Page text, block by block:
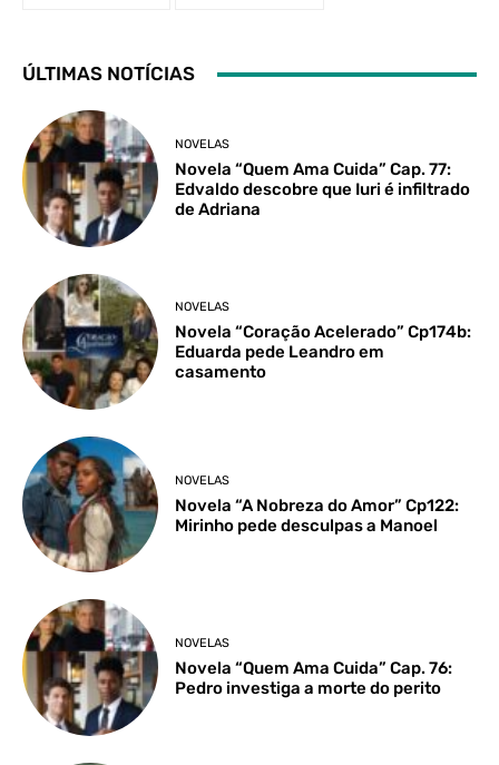
ÚLTIMAS NOTÍCIAS
NOVELAS
Novela “Quem Ama Cuida” Cap. 77:
Edvaldo descobre que Iuri é infiltrado
de Adriana
NOVELAS
Novela “Coração Acelerado” Cp174b:
Eduarda pede Leandro em
casamento
NOVELAS
Novela “A Nobreza do Amor” Cp122:
Mirinho pede desculpas a Manoel
NOVELAS
Novela “Quem Ama Cuida” Cap. 76:
Pedro investiga a morte do perito